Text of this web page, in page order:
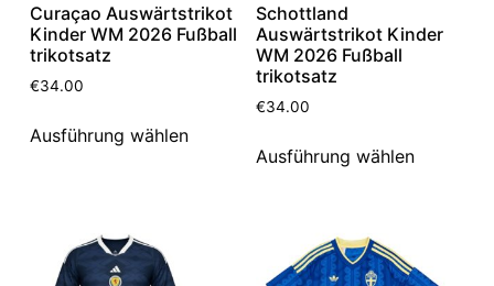
Curaçao Auswärtstrikot
Kinder WM 2026 Fußball
trikotsatz
€34.00
Ausführung wählen
Schottland
Auswärtstrikot Kinder
WM 2026 Fußball
trikotsatz
€34.00
Ausführung wählen